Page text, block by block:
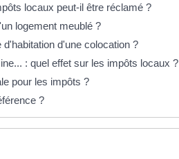
locaux peut-il être réclamé ?
logement meublé ?
d'une colocation ?
: quel effet sur les impôts locaux ?
pour les impôts ?
?